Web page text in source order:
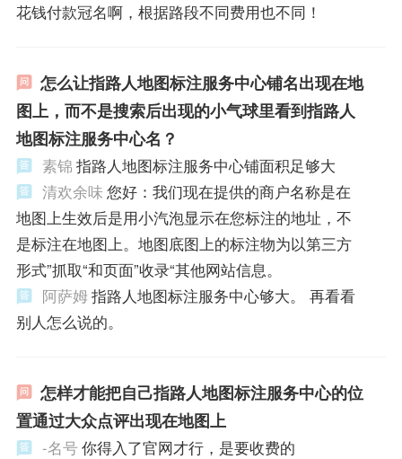
花钱付款冠名啊，根据路段不同费用也不同！
怎么让指路人地图标注服务中心铺名出现在地
图上，而不是搜索后出现的小气球里看到指路人
地图标注服务中心名？
素锦 指路人地图标注服务中心铺面积足够大
清欢余味 您好：我们现在提供的商户名称是在
地图上生效后是用小汽泡显示在您标注的地址，不
是标注在地图上。地图底图上的标注物为以第三方
形式”抓取“和页面”收录“其他网站信息。
阿萨姆 指路人地图标注服务中心够大。 再看看
别人怎么说的。
怎样才能把自己指路人地图标注服务中心的位
置通过大众点评出现在地图上
-名号你得入了官网才行，是要收费的